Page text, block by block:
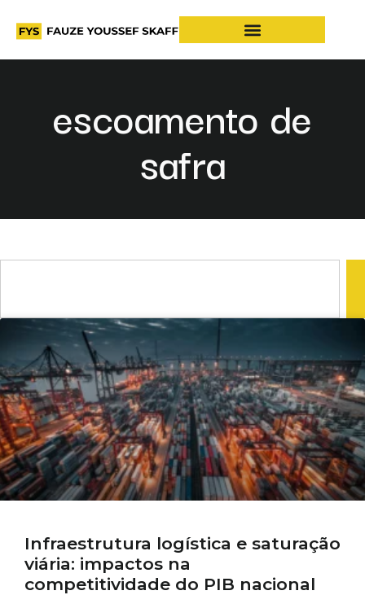
escoamento de
safra
Infraestrutura logística e saturação
viária: impactos na
competitividade do PIB nacional